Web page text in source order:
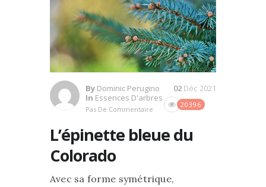
By Dominic Perugino
In Essences D'arbres
Pas De Commentaire
20396
02 Déc 2021
L’épinette bleue du
Colorado
Avec sa forme symétrique,